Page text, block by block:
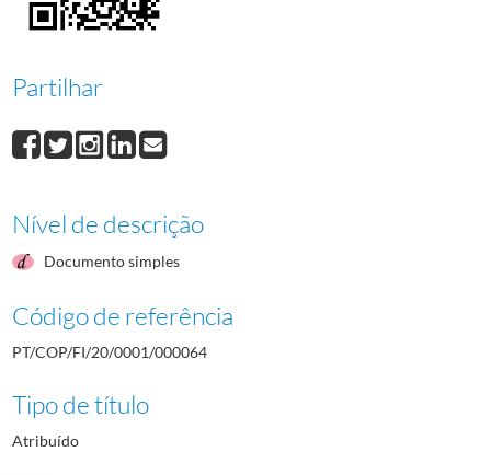
000065Vicente de Paulo Martins
000066 Fernando Luiz Pereira Machado
000068
(...)
Partilhar
Nível de descrição
Documento simples
Código de referência
PT/COP/FI/20/0001/000064
Tipo de título
Atribuído